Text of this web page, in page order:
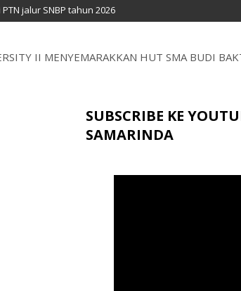
2026
II MENYEMARAKKAN HUT SMA BUDI
SUBSCRIBE KE
SAMARINDA